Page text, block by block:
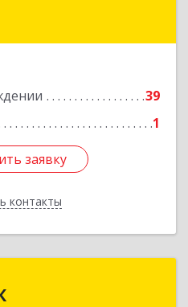
39
1
заявку
контакты
Подробнее
заявку